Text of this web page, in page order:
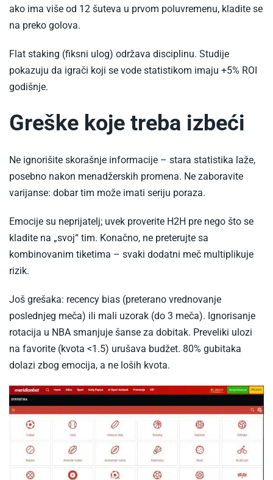
ako ima više od 12 šuteva u prvom poluvremenu, kladite se
na preko golova.
Flat staking (fiksni ulog) održava disciplinu. Studije
pokazuju da igrači koji se vode statistikom imaju +5% ROI
godišnje.​
Greške koje treba izbeći
Ne ignorišite skorašnje informacije – stara statistika laže,
posebno nakon menadžerskih promena. Ne zaboravite
varijanse: dobar tim može imati seriju poraza.​
Emocije su neprijatelj; uvek proverite H2H pre nego što se
kladite na „svoj“ tim. Konačno, ne preterujte sa
kombinovanim tiketima – svaki dodatni meč multiplikuje
rizik.​
Još grešaka: recency bias (preterano vrednovanje
poslednjeg meča) ili mali uzorak (do 3 meča). Ignorisanje
rotacija u NBA smanjuje šanse za dobitak. Preveliki ulozi
na favorite (kvota <1.5) urušava budžet. 80% gubitaka
dolazi zbog emocija, a ne loših kvota.​